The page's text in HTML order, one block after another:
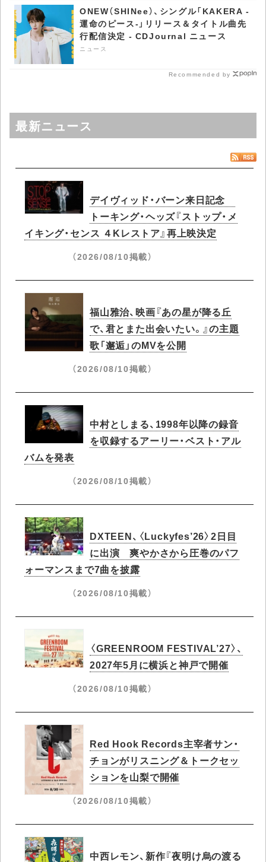
ONEW（SHINee）、シングル「KAKERA -
運命のピース-」リリース＆タイトル曲先
行配信決定 - CDJournal ニュース
ニュース
Recommended by
最新ニュース
デイヴィッド・バーン来日記念
トーキング・ヘッズ『ストップ・メ
イキング・センス ４Kレストア』再上映決定
（2026/08/10掲載）
福山雅治、映画『あの星が降る丘
で、君とまた出会いたい。』の主題
歌「邂逅」のMVを公開
（2026/08/10掲載）
中村としまる、1998年以降の録音
を収録するアーリー・ベスト・アル
バムを発表
（2026/08/10掲載）
DXTEEN、〈Luckyfes’26〉2日目
に出演 爽やかさから圧巻のパフ
ォーマンスまで7曲を披露
（2026/08/10掲載）
〈GREENROOM FESTIVAL’27〉、
2027年5月に横浜と神戸で開催
（2026/08/10掲載）
Red Hook Records主宰者サン・
チョンがリスニング＆トークセッ
ションを山梨で開催
（2026/08/10掲載）
中西レモン、新作『夜明け烏の渡る